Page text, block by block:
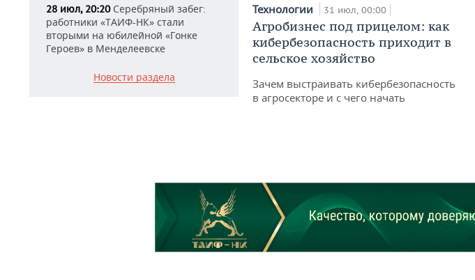
28 июл, 20:20Серебряный забег:
работники «ТАИФ-НК» стали
вторыми на юбилейной «Гонке
Героев» в Менделеевске
Новости раздела
Технологии 31 июл, 00:00
Агробизнес под прицелом: как
кибербезопасность приходит в
сельское хозяйство
Зачем выстраивать кибербезопасность
в агросекторе и с чего начать